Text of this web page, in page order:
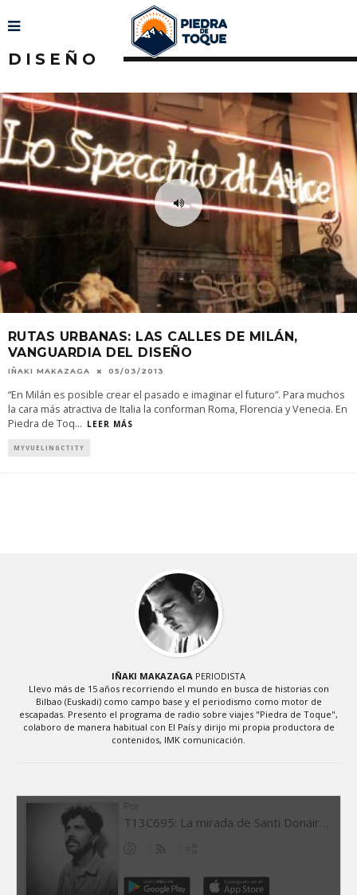
DISEÑO
RUTAS URBANAS: LAS CALLES DE MILÁN,
VANGUARDIA DEL DISEÑO
IÑAKI MAKAZAGA 05/03/2013
“En Milán es posible crear el pasado e imaginar el futuro”. Para muchos
la cara más atractiva de Italia la conforman Roma, Florencia y Venecia. En
Piedra de Toq... LEER MÁS
MYVUELINGCTITY
IÑAKI MAKAZAGA PERIODISTA
Llevo más de 15 años recorriendo el mundo en busca de historias con
Bilbao (Euskadi) como campo base y el periodismo como motor de
escapadas. Presento el programa de radio sobre viajes "Piedra de Toque",
colaboro de manera habitual con El País y dirijo mi propia productora de
contenidos, IMK comunicación.